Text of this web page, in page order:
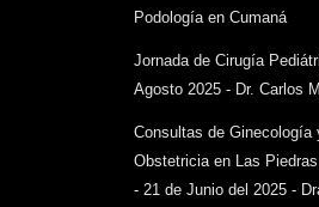
Podología en Cumaná
Jornada de Cirugía
Agosto 2025 - Dr. Carlos
Consultas de Ginecología
Obstetricia en Las
- 21 de Junio del 2025 -